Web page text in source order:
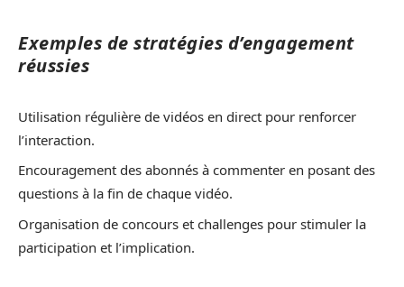
Exemples de stratégies d’engagement
réussies
Utilisation régulière de vidéos en direct pour renforcer
l’interaction.
Encouragement des abonnés à commenter en posant des
questions à la fin de chaque vidéo.
Organisation de concours et challenges pour stimuler la
participation et l’implication.